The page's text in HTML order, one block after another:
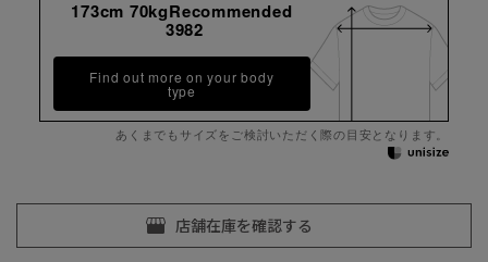
173cm 70kgRecommended
3982
Find out more on your body
type
あくまでもサイズをご検討いただく際の目安となります。